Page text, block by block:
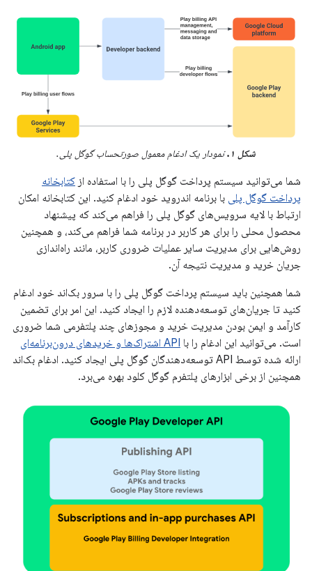
شکل ۱. نمودار یک ادغام معمول صورتحساب گوگل پلی.
شما می‌توانید سیستم پرداخت گوگل پلی را با استفاده از کتابخانه
پرداخت گوگل پلی با برنامه اندروید خود ادغام کنید. این کتابخانه امکان
ارتباط با لایه سرویس‌های گوگل پلی را فراهم می‌کند که پیشنهاد
محصول محلی را برای هر کاربر در برنامه شما فراهم می‌کند، و همچنین
روش‌هایی برای مدیریت سایر عملیات ضروری کاربر، مانند راه‌اندازی
جریان خرید و مدیریت نتیجه آن.
شما همچنین باید سیستم پرداخت گوگل پلی را با سرور بک‌اند خود ادغام
کنید تا جریان‌های توسعه‌دهنده لازم را ایجاد کنید. این امر برای تضمین
کارآمد و ایمن بودن مدیریت خرید و مجوزهای چند پلتفرمی شما ضروری
است. می‌توانید این ادغام را با API اشتراک‌ها و خریدهای درون‌برنامه‌ای
ارائه شده توسط API توسعه‌دهندگان گوگل پلی ایجاد کنید. ادغام بک‌اند
همچنین از برخی ابزارهای پلتفرم گوگل کلود بهره می‌برد.